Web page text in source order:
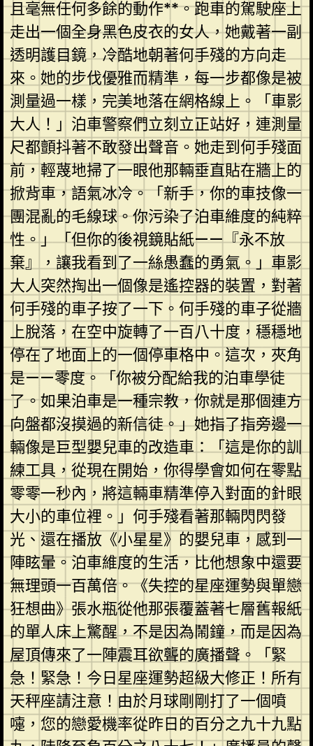
且毫無任何多餘的動作**。跑車的駕駛座上
走出一個全身黑色皮衣的女人，她戴著一副
透明護目鏡，冷酷地朝著何手殘的方向走
來。她的步伐優雅而精準，每一步都像是被
測量過一樣，完美地落在網格線上。「車影
大人！」泊車警察們立刻立正站好，連測量
尺都顫抖著不敢發出聲音。她走到何手殘面
前，輕蔑地掃了一眼他那輛垂直貼在牆上的
掀背車，語氣冰冷。「新手，你的車技像一
團混亂的毛線球。你污染了泊車維度的純粹
性。」「但你的後視鏡貼紙——『永不放
棄』，讓我看到了一絲愚蠢的勇氣。」車影
大人突然掏出一個像是遙控器的裝置，對著
何手殘的車子按了一下。何手殘的車子從牆
上脫落，在空中旋轉了一百八十度，穩穩地
停在了地面上的一個停車格中。這次，夾角
是——零度。「你被分配給我的泊車學徒
了。如果泊車是一種宗教，你就是那個連方
向盤都沒摸過的新信徒。」她指了指旁邊一
輛像是巨型嬰兒車的改造車：「這是你的訓
練工具，從現在開始，你得學會如何在零點
零零一秒內，將這輛車精準停入對面的針眼
大小的車位裡。」何手殘看著那輛閃閃發
光、還在播放《小星星》的嬰兒車，感到一
陣眩暈。泊車維度的生活，比他想象中還要
無理頭一百萬倍。《失控的星座運勢與單戀
狂想曲》張水瓶從他那張覆蓋著七層舊報紙
的單人床上驚醒，不是因為鬧鐘，而是因為
屋頂傳來了一陣震耳欲聾的廣播聲。「緊
急！緊急！今日星座運勢超級大修正！所有
天秤座請注意！由於月球剛剛打了一個噴
嚏，您的戀愛機率從昨日的百分之九十九點